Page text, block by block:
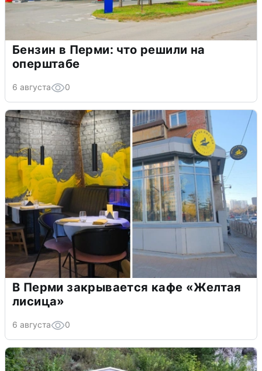
Бензин в Перми: что решили на
оперштабе
6 августа 0
В Перми закрывается кафе «Желтая
лисица»
6 августа 0